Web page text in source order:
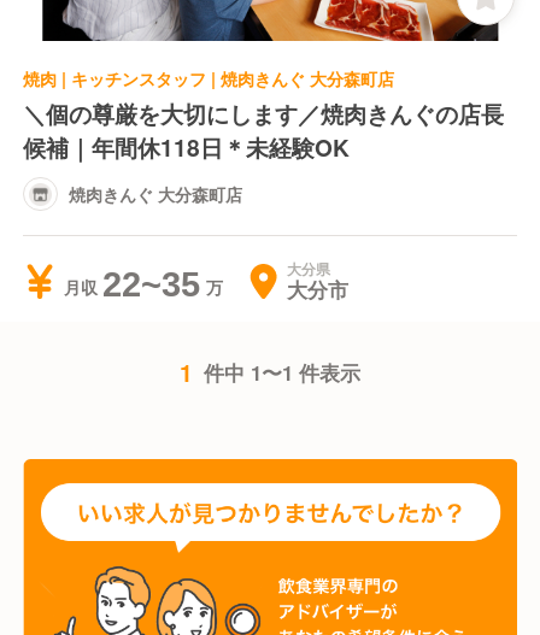
焼肉 | キッチンスタッフ | 焼肉きんぐ 大分森町店
＼個の尊厳を大切にします／焼肉きんぐの店長
候補｜年間休118日＊未経験OK
焼肉きんぐ 大分森町店
月収 22~35 大分県
大分市
1 件中 1〜1 件表示